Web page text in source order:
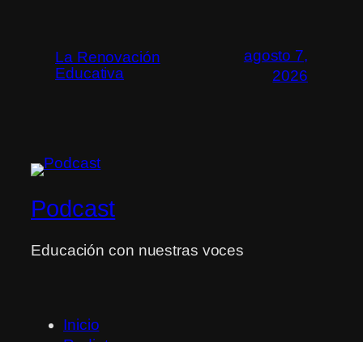
La Renovación
Educativa
agosto 7,
2026
Podcast
Educación con nuestras voces
Inicio